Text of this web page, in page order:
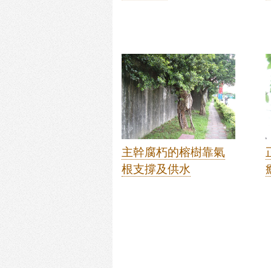
主幹腐朽的榕樹靠氣
根支撐及供水